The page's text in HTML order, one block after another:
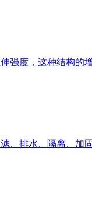
强度，这种结构的
、排水、隔离、加